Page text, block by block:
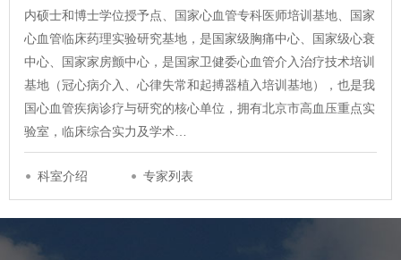
内硕士和博士学位授予点、国家心血管专科医师培训基地、国家
心血管临床药理实验研究基地，是国家级胸痛中心、国家级心衰
中心、国家家房颤中心，是国家卫健委心血管介入治疗技术培训
基地（冠心病介入、心律失常和起搏器植入培训基地），也是我
国心血管疾病诊疗与研究的核心单位，拥有北京市高血压重点实
验室，临床综合实力及学术…
科室介绍 专家列表